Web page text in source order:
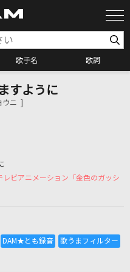
歌手名 歌詞
索
エスト
き
ている曲の一覧
すように
ニ ]
レビアニメーション「金色のガッシ